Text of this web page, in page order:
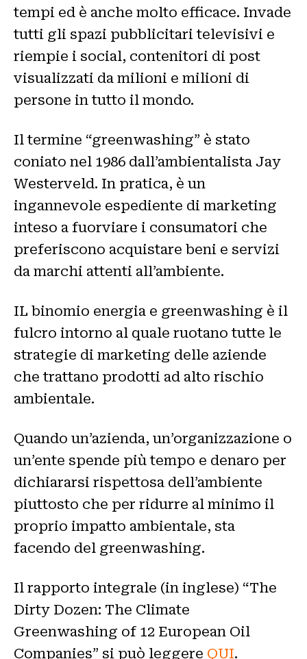
tempi ed è anche molto efficace. Invade
tutti gli spazi pubblicitari televisivi e
riempie i social, contenitori di post
visualizzati da milioni e milioni di
persone in tutto il mondo.
Il termine “greenwashing” è stato
coniato nel 1986 dall’ambientalista Jay
Westerveld. In pratica, è un
ingannevole espediente di marketing
inteso a fuorviare i consumatori che
preferiscono acquistare beni e servizi
da marchi attenti all’ambiente.
IL binomio energia e greenwashing è il
fulcro intorno al quale ruotano tutte le
strategie di marketing delle aziende
che trattano prodotti ad alto rischio
ambientale.
Quando un’azienda, un’organizzazione o
un’ente spende più tempo e denaro per
dichiararsi rispettosa dell’ambiente
piuttosto che per ridurre al minimo il
proprio impatto ambientale, sta
facendo del greenwashing.
Il rapporto integrale (in inglese) “The
Dirty Dozen: The Climate
Greenwashing of 12 European Oil
Companies” si può leggere QUI.